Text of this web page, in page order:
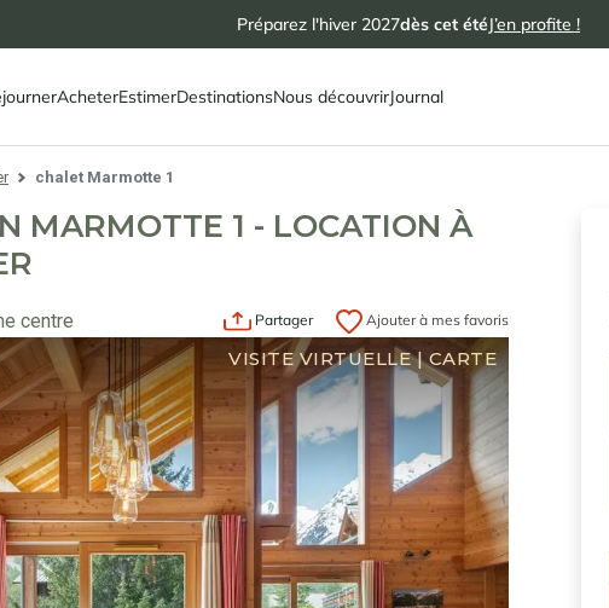
Préparez l'hiver 2027dès cet étéJ’en profite !
AcheterEstimerDestinationsNous découvrirJournal
chalet Marmotte 1
MARMOTTE 1 - LOCATION À
centre Partager Ajouter à mes favoris
VISITE VIRTUELLE|CARTE